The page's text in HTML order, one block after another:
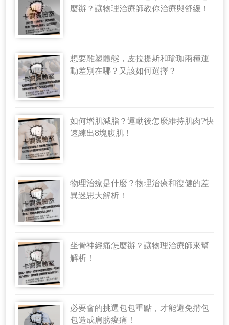
麼辦？讓物理治療師教你治療與舒緩！
想要雕塑體態，皮拉提斯和瑜珈兩種運
動差別在哪？又該如何選擇？
如何增肌減脂？運動後怎麼維持肌肉?快
速練出8塊腹肌！
物理治療是什麼？物理治療和復健的差
異迷思大解析！
坐骨神經痛怎麼辦？讓物理治療師來幫
解析！
必要會的挑選包包重點，才能避免揹包
包造成肩膀痠痛！